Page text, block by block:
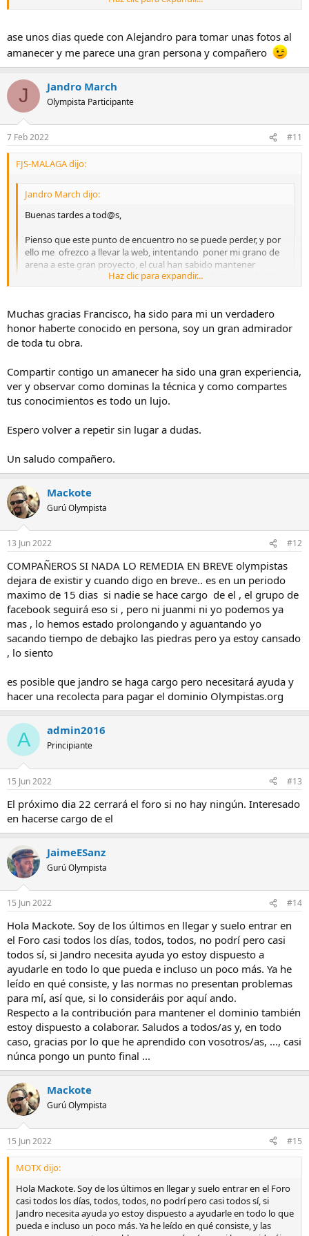
Un saludo a tod@s.
ase unos dias quede con Alejandro para tomar unas fotos al
amanecer y me parece una gran persona y compañero
J Jandro March
Olympista Participante
7 Feb 2022 #11
FJS-MALAGA dijo:
Jandro March dijo:
Buenas tardes a tod@s,
Pienso que este punto de encuentro no se puede perder, y por
ello me ofrezco a llevar la web, intentando poner mi grano de
arena a este gran proyecto, el cual han sabido mantener
Mackote y Javi, y que tanto nos ayuda a toda la Comunidad de
Olympus a adentrarnos en este maravilloso y sorprendente
Un saludo a tod@s.
ase unos dias quede con Alejandro para tomar unas fotos al
Haz clic para expandir...
Muchas gracias Francisco, ha sido para mi un verdadero
honor haberte conocido en persona, soy un gran admirador
de toda tu obra.
Compartir contigo un amanecer ha sido una gran experiencia,
ver y observar como dominas la técnica y como compartes
tus conocimientos es todo un lujo.
Espero volver a repetir sin lugar a dudas.
Un saludo compañero.
Mackote
Gurú Olympista
13 Jun 2022 #12
COMPAÑEROS SI NADA LO REMEDIA EN BREVE olympistas
dejara de existir y cuando digo en breve.. es en un periodo
maximo de 15 dias si nadie se hace cargo de el , el grupo de
facebook seguirá eso si , pero ni juanmi ni yo podemos ya
mas , lo hemos estado prolongando y aguantando yo
sacando tiempo de debajko las piedras pero ya estoy cansado
, lo siento
es posible que jandro se haga cargo pero necesitará ayuda y
hacer una recolecta para pagar el dominio Olympistas.org
A admin2016
Principiante
15 Jun 2022 #13
El próximo dia 22 cerrará el foro si no hay ningún. Interesado
en hacerse cargo de el
JaimeESanz
Gurú Olympista
15 Jun 2022 #14
Hola Mackote. Soy de los últimos en llegar y suelo entrar en
el Foro casi todos los días, todos, todos, no podrí pero casi
todos sí, si Jandro necesita ayuda yo estoy dispuesto a
ayudarle en todo lo que pueda e incluso un poco más. Ya he
leído en qué consiste, y las normas no presentan problemas
para mí, así que, si lo consideráis por aquí ando.
Respecto a la contribución para mantener el dominio también
estoy dispuesto a colaborar. Saludos a todos/as y, en todo
caso, gracias por lo que he aprendido con vosotros/as, ..., casi
núnca pongo un punto final ...
Mackote
Gurú Olympista
15 Jun 2022 #15
MOTX dijo:
Hola Mackote. Soy de los últimos en llegar y suelo entrar en el Foro
casi todos los días, todos, todos, no podrí pero casi todos sí, si
Jandro necesita ayuda yo estoy dispuesto a ayudarle en todo lo que
pueda e incluso un poco más. Ya he leído en qué consiste, y las